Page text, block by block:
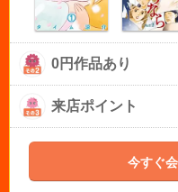
0円作品あり
来店ポイント
今すぐ